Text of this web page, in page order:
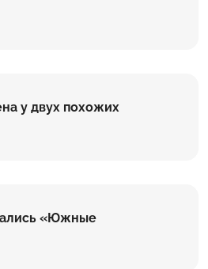
у двух похожих
«Южные